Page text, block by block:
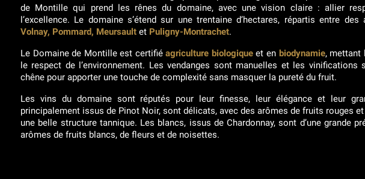
de Montille qui prend les rênes du domaine, avec une vision claire : allier
l’excellence. Le domaine s’étend sur une trentaine d’hectares, répartis entre
Volnay, Pommard, Meursaultet Puligny-Montrachet.
Le Domaine de Montille est certifiéagriculture biologiqueet en biodynamie, mettant
le respect de l’environnement. Les vendanges sont manuelles et les vinifications
chêne pour apporter une touche de complexité sans masquer la pureté du fruit.
Les vins du domaine sont réputés pour leur finesse, leur élégance et leur
principalement issus de Pinot Noir, sont délicats, avec des arômes de fruits rouges
une belle structure tannique. Les blancs, issus de Chardonnay, sont d’une grande
arômes de fruits blancs, de fleurs et de noisettes.